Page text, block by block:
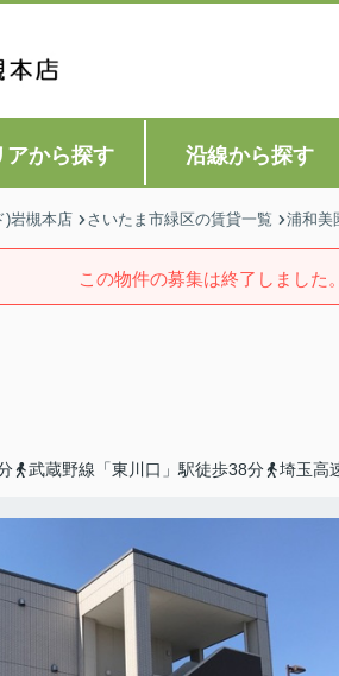
アから探す 沿線から探す
)岩槻本店 さいたま市緑区の賃貸一覧 浦和美
この物件の募集は終了しました。
武蔵野線「東川口」駅徒歩38分 埼玉高